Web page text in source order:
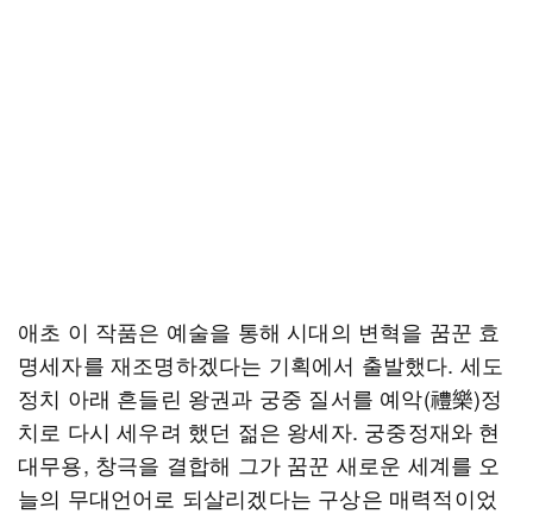
애초 이 작품은 예술을 통해 시대의 변혁을 꿈꾼 효
명세자를 재조명하겠다는 기획에서 출발했다. 세도
정치 아래 흔들린 왕권과 궁중 질서를 예악(禮樂)정
치로 다시 세우려 했던 젊은 왕세자. 궁중정재와 현
대무용, 창극을 결합해 그가 꿈꾼 새로운 세계를 오
늘의 무대언어로 되살리겠다는 구상은 매력적이었